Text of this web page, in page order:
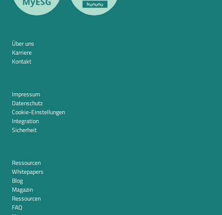
Über uns
Karriere
Kontakt
Impressum
Datenschutz
Cookie-Einstellungen
Integration
Sicherheit
Ressourcen
Whitepapers
Blog
Magazin
Ressourcen
FAQ